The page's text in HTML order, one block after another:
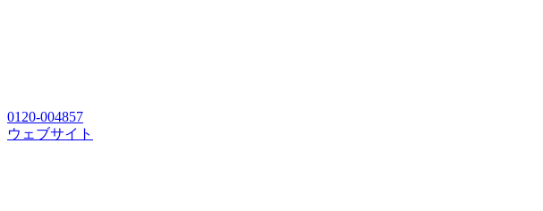
0120-004857
ウェブサイト